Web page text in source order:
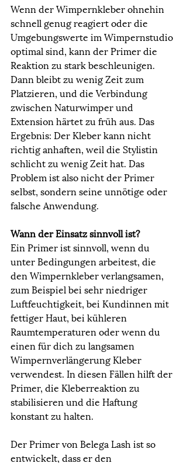
Wenn der Wimpernkleber ohnehin
schnell genug reagiert oder die
Umgebungswerte im Wimpernstudio
optimal sind, kann der Primer die
Reaktion zu stark beschleunigen.
Dann bleibt zu wenig Zeit zum
Platzieren, und die Verbindung
zwischen Naturwimper und
Extension härtet zu früh aus. Das
Ergebnis: Der Kleber kann nicht
richtig anhaften, weil die Stylistin
schlicht zu wenig Zeit hat. Das
Problem ist also nicht der Primer
selbst, sondern seine unnötige oder
falsche Anwendung.
Wann der Einsatz sinnvoll ist?
Ein Primer ist sinnvoll, wenn du
unter Bedingungen arbeitest, die
den Wimpernkleber verlangsamen,
zum Beispiel bei sehr niedriger
Luftfeuchtigkeit, bei Kundinnen mit
fettiger Haut, bei kühleren
Raumtemperaturen oder wenn du
einen für dich zu langsamen
Wimpernverlängerung Kleber
verwendest. In diesen Fällen hilft der
Primer, die Kleberreaktion zu
stabilisieren und die Haftung
konstant zu halten.
Der Primer von Belega Lash ist so
entwickelt, dass er den